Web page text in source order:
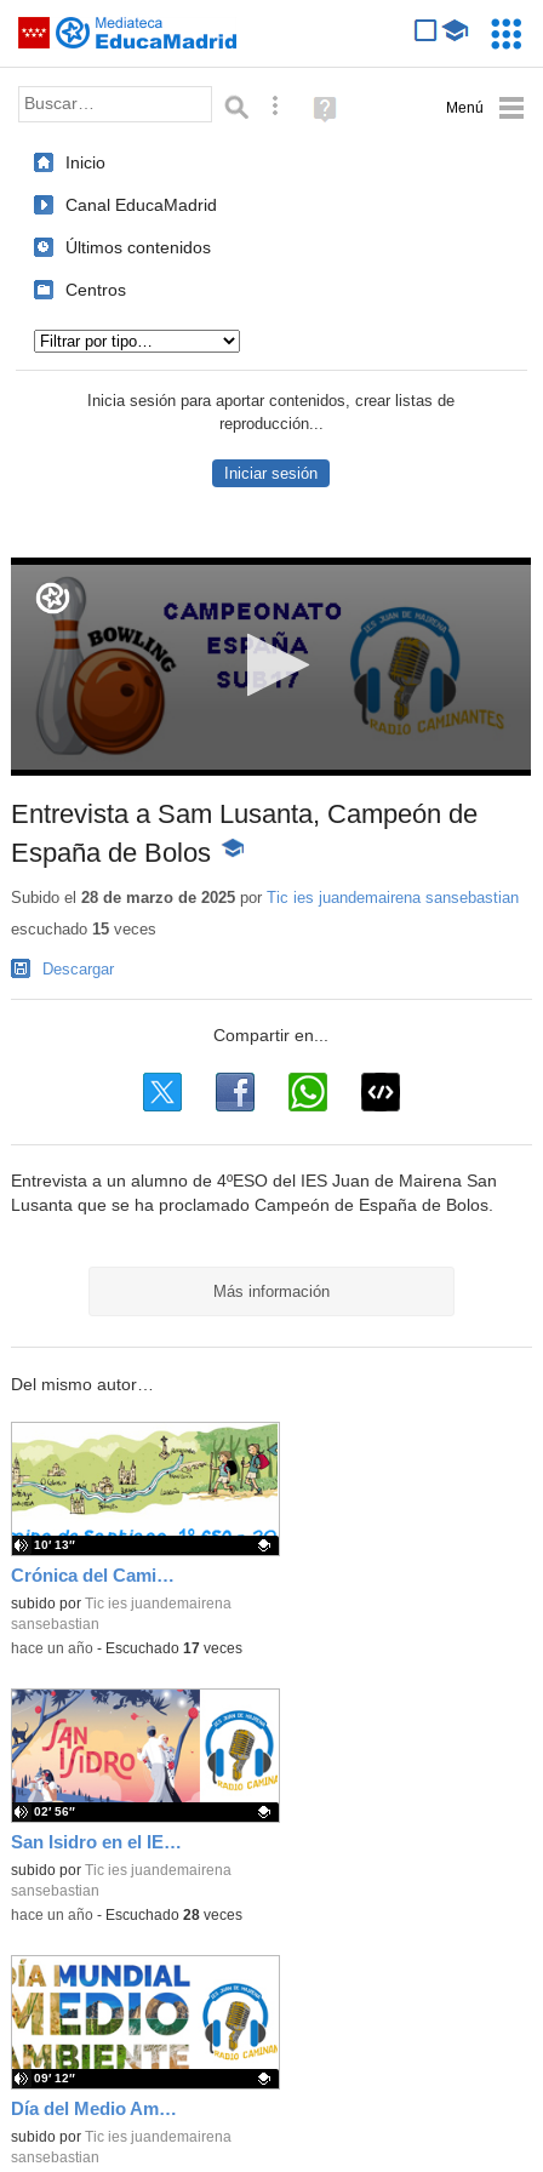
Saltar navegación
Palabra o frase: Búsqueda avanzada
Ayuda
(en
Inicio
Canal EducaMadrid
Últimos contenidos
Centros
Inicia sesión para aportar contenidos, crear listas de
reproducción...
Iniciar sesión
Entrevista a Sam Lusanta, Campeón de
España de Bolos -
educativo
Subido el 28 de marzo de 2025por Tic ies juandemairena sansebastian
escuchado 15veces
Descargar
Entrevista a un alumno de 4ºESO del IES Juan de Mairena San
Lusanta que se ha proclamado Campeón de España de Bolos.
Más información
Del mismo autor…
Crónica del Camino de Santiago 1º ESO
Contenido educativo.
subido por Tic ies juandemairena
sansebastian
10′ 13″
-hace un año- Escuchado 17veces
San Isidro en el IES Juan de Mairena
Contenido educativo.
subido por Tic ies juandemairena
sansebastian
02′ 56″
-hace un año- Escuchado 28veces
Día del Medio Ambiente
Contenido educativo.
subido por Tic ies juandemairena
sansebastian
09′ 12″